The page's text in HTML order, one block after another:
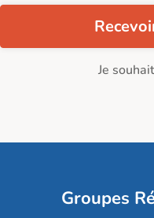
Je
Groupes